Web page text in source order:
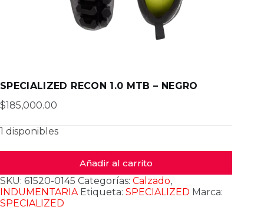
SPECIALIZED RECON 1.0 MTB – NEGRO
$185,000.00
1 disponibles
Añadir al carrito
SKU: 61520-0145 Categorías: Calzado,
INDUMENTARIA Etiqueta: SPECIALIZED Marca:
SPECIALIZED